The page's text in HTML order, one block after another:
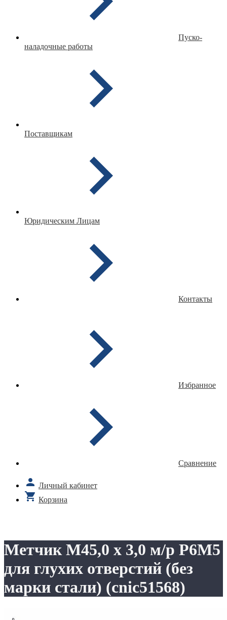
Пуско-
наладочные работы
Поставщикам
Юридическим Лицам
Контакты
Избранное
Сравнение
Личный кабинет
Корзина
Метчик М45,0 х 3,0 м/р Р6М5
для глухих отверстий (без
марки стали) (cnic51568)